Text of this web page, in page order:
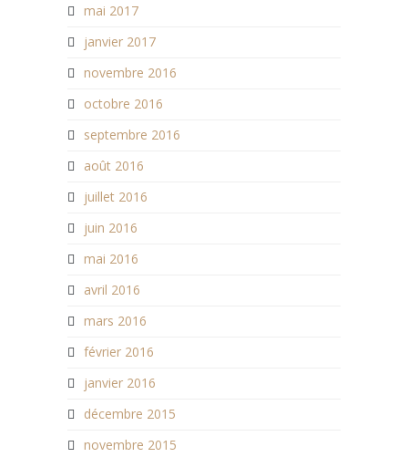
mai 2017
janvier 2017
novembre 2016
octobre 2016
septembre 2016
août 2016
juillet 2016
juin 2016
mai 2016
avril 2016
mars 2016
février 2016
janvier 2016
décembre 2015
novembre 2015